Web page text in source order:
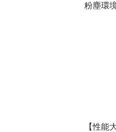
粉塵環
【性能